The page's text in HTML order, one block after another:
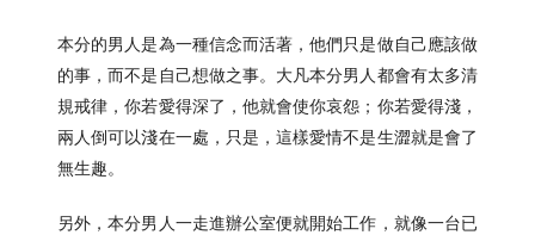
本分的男人是為一種信念而活著，他們只是做自己應該做
的事，而不是自己想做之事。大凡本分男人都會有太多清
規戒律，你若愛得深了，他就會使你哀怨；你若愛得淺，
兩人倒可以淺在一處，只是，這樣愛情不是生澀就是會了
無生趣。
另外，本分男人一走進辦公室便就開始工作，就像一台已